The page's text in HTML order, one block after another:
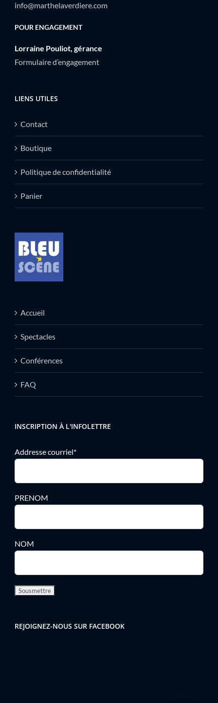
info@marthelaverdiere.com
POUR ENGAGEMENT
Lorraine Pouliot, gérance
Formulaire d’engagement
LIENS UTILES
Contact
Boutique
Politique de confidentialité
Panier
Accueil
Spectacles
Conférences
FAQ
INSCRIPTION À L'INFOLETTRE
Addresse courriel*
PRENOM
NOM
REJOIGNEZ-NOUS SUR FACEBOOK